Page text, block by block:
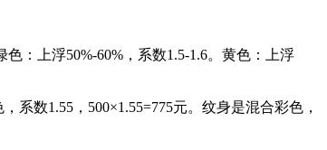
：上浮50%-60%，系数1.5-1.6。黄色：上浮
系数1.55，500×1.55=775元。纹身是混合彩色，